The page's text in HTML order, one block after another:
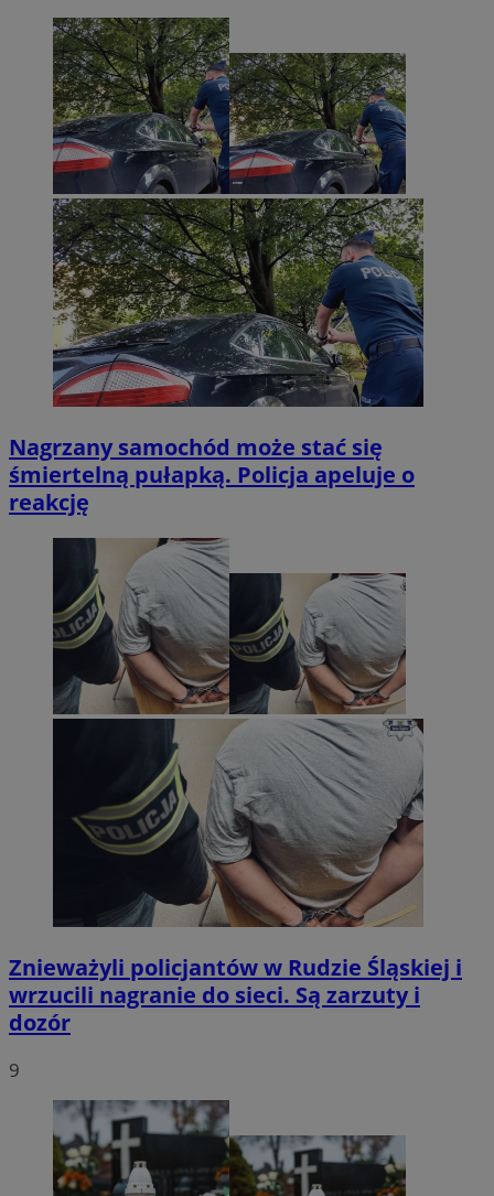
Nagrzany samochód może stać się
śmiertelną pułapką. Policja apeluje o
reakcję
Znieważyli policjantów w Rudzie Śląskiej i
wrzucili nagranie do sieci. Są zarzuty i
dozór
9